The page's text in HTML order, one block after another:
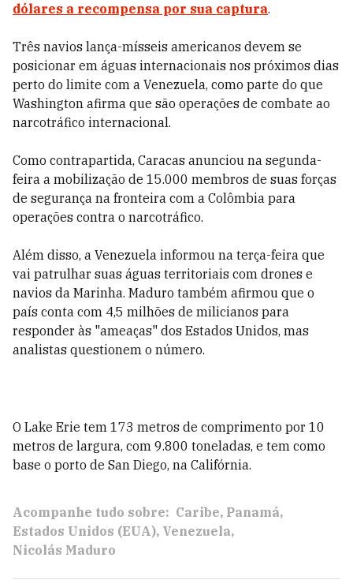
dólares a recompensa por sua captura.
Três navios lança-mísseis americanos devem se
posicionar em águas internacionais nos próximos dias
perto do limite com a Venezuela, como parte do que
Washington afirma que são operações de combate ao
narcotráfico internacional.
Como contrapartida, Caracas anunciou na segunda-
feira a mobilização de 15.000 membros de suas forças
de segurança na fronteira com a Colômbia para
operações contra o narcotráfico.
Além disso, a Venezuela informou na terça-feira que
vai patrulhar suas águas territoriais com drones e
navios da Marinha. Maduro também afirmou que o
país conta com 4,5 milhões de milicianos para
responder às "ameaças" dos Estados Unidos, mas
analistas questionem o número.
O Lake Erie tem 173 metros de comprimento por 10
metros de largura, com 9.800 toneladas, e tem como
base o porto de San Diego, na Califórnia.
Acompanhe tudo sobre: Caribe Panamá
Estados Unidos (EUA) Venezuela
Nicolás Maduro